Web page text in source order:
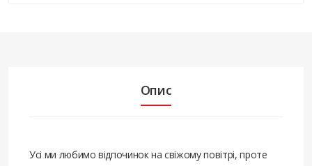
Опис
Усі ми любимо відпочинок на свіжому повітрі, проте